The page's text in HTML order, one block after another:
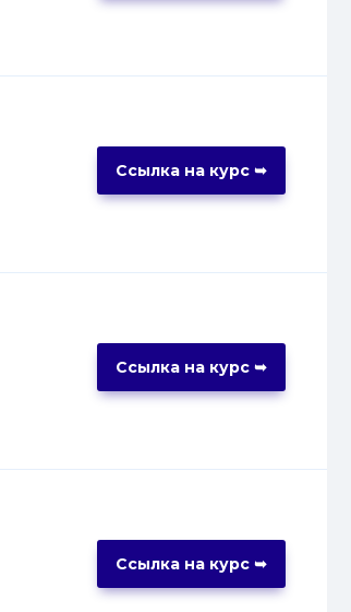
Ссылка на курс ➥
Ссылка на курс ➥
Ссылка на курс ➥